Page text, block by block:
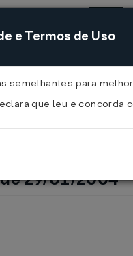
Acessar
29/01/2004
e Termos de Uso
semelhantes para
que leu e concorda